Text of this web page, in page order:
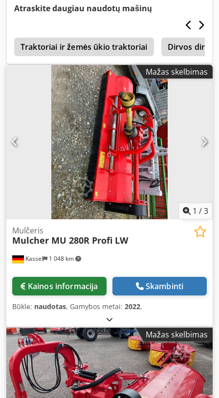
Atraskite daugiau naudotų mašinų
Traktoriai ir žemės ūkio traktoriai Dirvos
Mažas skelbimas
1 /3
Kassel 1 048 km
Mulčeris
Mulcher MU 280R Profi LW
Kainos informacija Skambinti
Būklė: naudotas, Gamybos metai: 2022,
Mažas skelbimas